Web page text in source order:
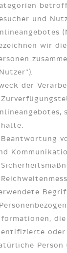
und
wir
der
Beantwortung
Person